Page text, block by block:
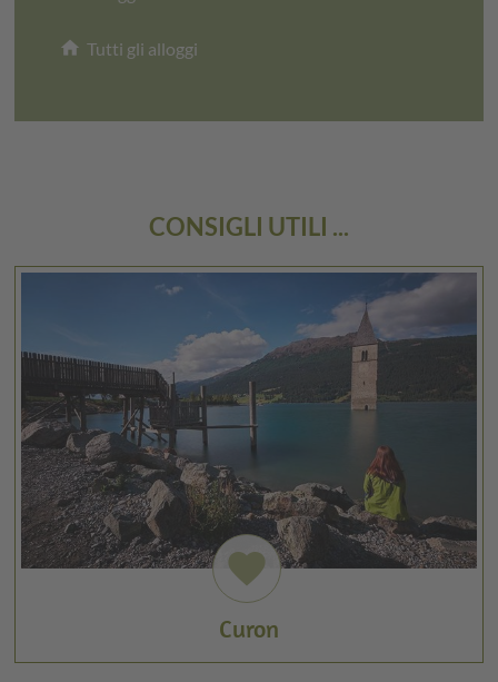
home Tutti gli alloggi
CONSIGLI UTILI ...
favorite
Curon